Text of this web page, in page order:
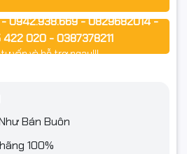
- 0942.938.669 - 0829682014 -
020 - 0387378211
vấn và hỗ trợ ngay!!!
Bán Buôn
100%
EZVIZ trên điện thoại
#CameraAI
#CameraQuanSatGiaDinh